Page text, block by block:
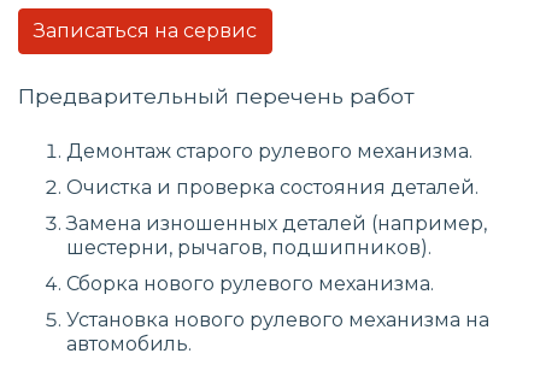
Записаться на сервис
Предварительный перечень работ
Демонтаж старого рулевого механизма.
Очистка и проверка состояния деталей.
Замена изношенных деталей (например,
шестерни, рычагов, подшипников).
Сборка нового рулевого механизма.
Установка нового рулевого механизма на
автомобиль.